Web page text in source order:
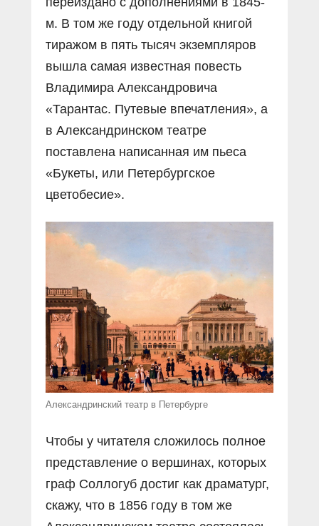
м. В том же году отдельной книгой
тиражом в пять тысяч экземпляров
вышла самая известная повесть
Владимира Александровича
«Тарантас. Путевые впечатления», а
в Александринском театре
поставлена написанная им пьеса
«Букеты, или Петербургское
цветобесие».
Александринский театр в Петербурге
Чтобы у читателя сложилось полное
представление о вершинах, которых
граф Соллогуб достиг как драматург,
скажу, что в 1856 году в том же